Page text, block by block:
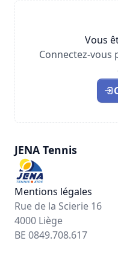
Vous
Connectez-vous
JENA Tennis
Mentions légales
Rue de la Scierie 16
4000 Liège
BE 0849.708.617